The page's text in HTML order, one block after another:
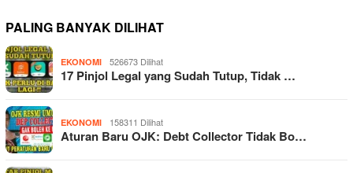
PALING BANYAK DILIHAT
EKONOMI 526673 Dilihat
17 Pinjol Legal yang Sudah Tutup, Tidak …
EKONOMI 158311 Dilihat
Aturan Baru OJK: Debt Collector Tidak Bo…